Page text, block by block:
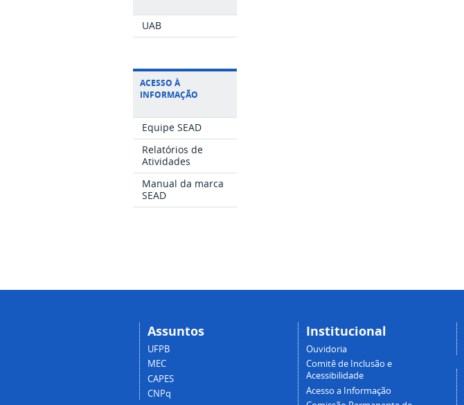
UAB
ACESSO À
INFORMAÇÃO
Equipe SEAD
Relatórios de
Atividades
Manual da marca
SEAD
Assuntos
UFPB
MEC
CAPES
CNPq
Institucional
Ouvidoria
Comitê de Inclusão e
Acessibilidade
Acesso a Informação